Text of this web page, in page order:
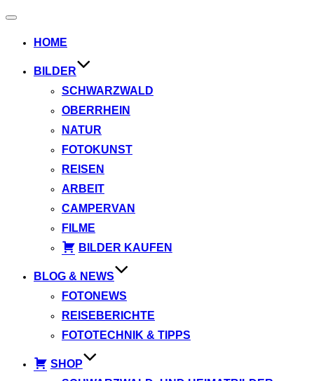
Navigation
HOME
BILDER
SCHWARZWALD
OBERRHEIN
NATUR
FOTOKUNST
REISEN
ARBEIT
CAMPERVAN
FILME
BILDER KAUFEN
BLOG & NEWS
FOTONEWS
REISEBERICHTE
FOTOTECHNIK & TIPPS
SHOP